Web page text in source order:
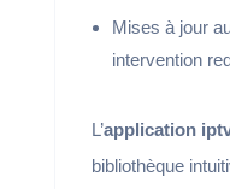
Mises à jour
intervention
L’application
bibliothèque